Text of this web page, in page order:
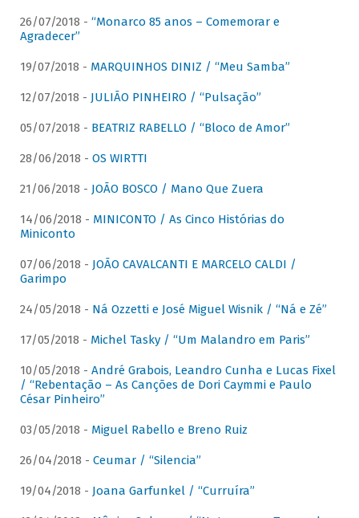
26/07/2018 - “Monarco 85 anos – Comemorar e
Agradecer”
19/07/2018 - MARQUINHOS DINIZ / “Meu Samba”
12/07/2018 - JULIÃO PINHEIRO / “Pulsação”
05/07/2018 - BEATRIZ RABELLO / “Bloco de Amor”
28/06/2018 - OS WIRTTI
21/06/2018 - JOÃO BOSCO / Mano Que Zuera
14/06/2018 - MINICONTO / As Cinco Histórias do
Miniconto
07/06/2018 - JOÃO CAVALCANTI E MARCELO CALDI /
Garimpo
24/05/2018 - Ná Ozzetti e José Miguel Wisnik / “Ná e Zé”
17/05/2018 - Michel Tasky / “Um Malandro em Paris”
10/05/2018 - André Grabois, Leandro Cunha e Lucas Fixel
/ “Rebentação – As Canções de Dori Caymmi e Paulo
César Pinheiro”
03/05/2018 - Miguel Rabello e Breno Ruiz
26/04/2018 - Ceumar / “Silencia”
19/04/2018 - Joana Garfunkel / “Curruíra”